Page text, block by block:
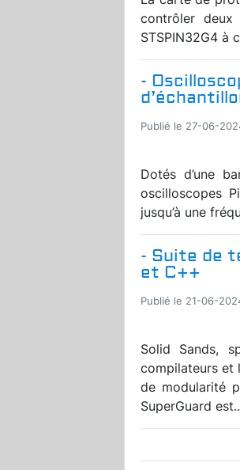
contrôler
STSPIN32G4 à
-
Publié le 27-06-
Dotés d’une
oscilloscopes
jusqu’à une
- Suite de
et C++
Publié le 21-06-
Solid Sands,
compilateurs et
de modularité
SuperGuard